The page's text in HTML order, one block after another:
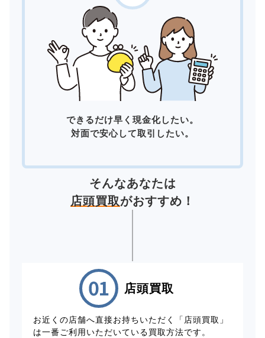
できるだけ早く現金化したい。
対面で安心して取引したい。
そんなあなたは
店頭買取がおすすめ！
店頭買取
お近くの店舗へ直接お持ちいただく「店頭買取」
は一番ご利用いただいている買取方法です。